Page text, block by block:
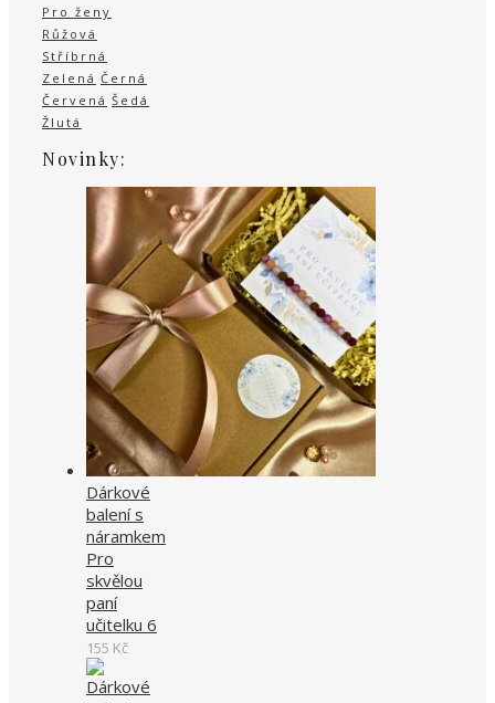
Pro ženy
Růžová
Stříbrná
Zelená Černá
Červená Šedá
Žlutá
Novinky:
Dárkové
balení s
náramkem
Pro
skvělou
paní
učitelku 6
155 Kč